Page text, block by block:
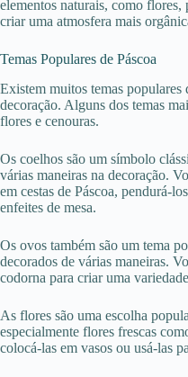
elementos naturais, como flores,
criar uma atmosfera mais
Temas Populares de Páscoa
Existem muitos temas populares
decoração. Alguns dos temas
flores e cenouras.
Os coelhos são um símbolo
várias maneiras na decoração.
em cestas de Páscoa, pendurá-
enfeites de mesa.
Os ovos também são um tema
decorados de várias maneiras.
codorna para criar uma
As flores são uma escolha
especialmente flores frescas
colocá-las em vasos ou usá-las